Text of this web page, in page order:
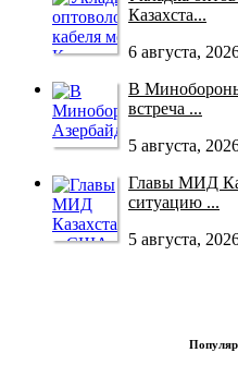
Казахста...
6 августа,
В Минобороны
встреча ...
5 августа,
Главы МИД
ситуацию ...
5 августа,